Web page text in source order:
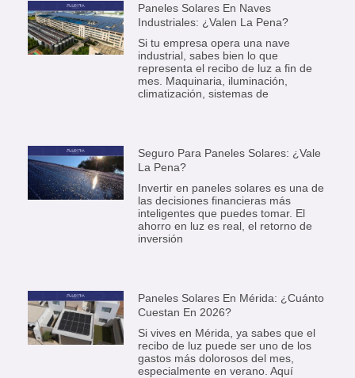
Paneles Solares En Naves
Industriales: ¿Valen La Pena?
Si tu empresa opera una nave
industrial, sabes bien lo que
representa el recibo de luz a fin de
mes. Maquinaria, iluminación,
climatización, sistemas de
Seguro Para Paneles Solares: ¿Vale
La Pena?
Invertir en paneles solares es una de
las decisiones financieras más
inteligentes que puedes tomar. El
ahorro en luz es real, el retorno de
inversión
Paneles Solares En Mérida: ¿Cuánto
Cuestan En 2026?
Si vives en Mérida, ya sabes que el
recibo de luz puede ser uno de los
gastos más dolorosos del mes,
especialmente en verano. Aquí